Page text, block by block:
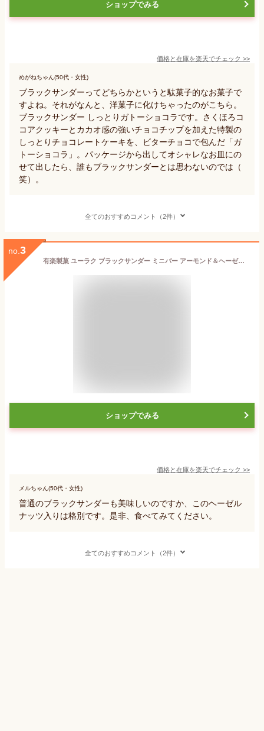
ショップでみる
価格と在庫を楽天でチェック >>
めがねちゃん(50代・女性)
ブラックサンダーってどちらかというと駄菓子的なお菓子で
すよね。それがなんと、洋菓子に化けちゃったのがこちら。
ブラックサンダー しっとりガトーショコラです。さくほろコ
コアクッキーとカカオ感の強いチョコチップを加えた特製の
しっとりチョコレートケーキを、ビターチョコで包んだ「ガ
トーショコラ」。パッケージから出してオシャレなお皿にの
せて出したら、誰もブラックサンダーとは思わないのでは（
笑）。
全てのおすすめコメント（2件）
no. 3
有楽製菓 ユーラク ブラックサンダー ミニバー アーモンド＆ヘーゼルナッツ 112g(約10個装入) { 駄菓子 お菓子 チョコ チョコ菓子 限定 }{ 子供会 景品 人気 子供 お祭り 縁日 イベント くじ引き 福引き おかし おやつ 配布 }108[25H09]
ショップでみる
価格と在庫を楽天でチェック >>
メルちゃん(50代・女性)
普通のブラックサンダーも美味しいのですか、このヘーゼル
ナッツ入りは格別です。是非、食べてみてください。
全てのおすすめコメント（2件）